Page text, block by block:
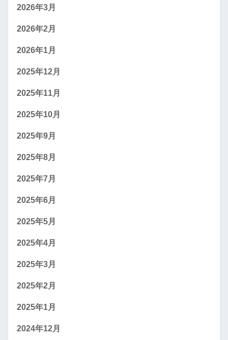
2026年3月
2026年2月
2026年1月
2025年12月
2025年11月
2025年10月
2025年9月
2025年8月
2025年7月
2025年6月
2025年5月
2025年4月
2025年3月
2025年2月
2025年1月
2024年12月